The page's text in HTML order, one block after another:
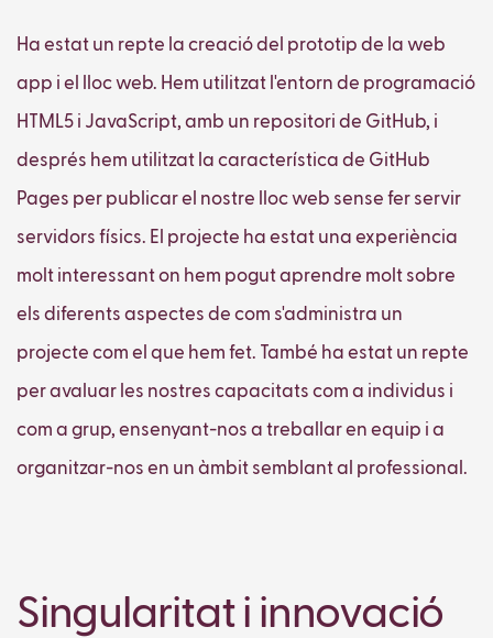
Ha estat un repte la creació del prototip de la web
app i el lloc web. Hem utilitzat l'entorn de programació
HTML5 i JavaScript, amb un repositori de GitHub, i
després hem utilitzat la característica de GitHub
Pages per publicar el nostre lloc web sense fer servir
servidors físics. El projecte ha estat una experiència
molt interessant on hem pogut aprendre molt sobre
els diferents aspectes de com s'administra un
projecte com el que hem fet. També ha estat un repte
per avaluar les nostres capacitats com a individus i
com a grup, ensenyant-nos a treballar en equip i a
organitzar-nos en un àmbit semblant al professional.
Singularitat i innovació